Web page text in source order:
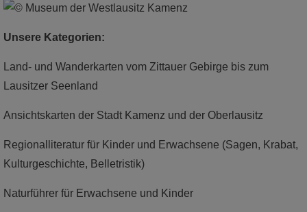
Dauerausstellung: Thenemwelt Wald
Waldgeschichte erleben!
Unsere Kategorien:
Land- und Wanderkarten vom Zittauer Gebirge bis zum
Lausitzer Seenland
Ansichtskarten der Stadt Kamenz und der Oberlausitz
Regionalliteratur für Kinder und Erwachsene (Sagen, Krabat,
Kulturgeschichte, Belletristik)
Naturführer für Erwachsene und Kinder